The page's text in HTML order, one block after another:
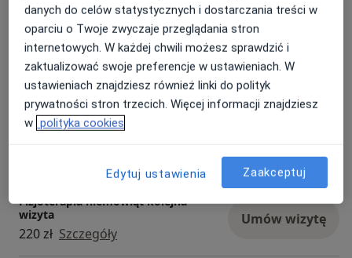
220 zł Szczegóły
Rehabilitacja dziecięca -
neurologiczna
220 zł Szczegóły
Umów wizytę
Fizjoterapia niemowląt kolejna
wizyta
220 zł Szczegóły
Umów wizytę
danych do celów statystycznych i dostarczania treści w
oparciu o Twoje zwyczaje przeglądania stron
internetowych. W każdej chwili możesz sprawdzić i
zaktualizować swoje preferencje w ustawieniach. W
ustawieniach znajdziesz również linki do polityk
prywatności stron trzecich. Więcej informacji znajdziesz
w polityka cookies
Edytuj ustawienia Zaakceptuj